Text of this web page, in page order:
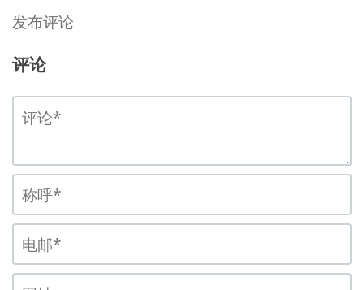
发布评论
评论